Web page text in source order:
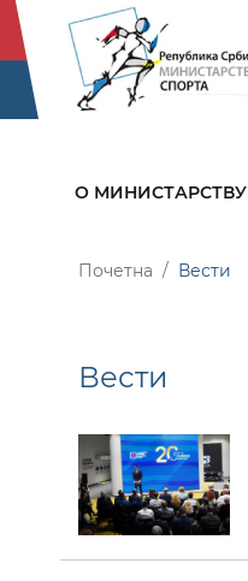
О МИНИСТАРСТВУ
Почетна Вести
Вести